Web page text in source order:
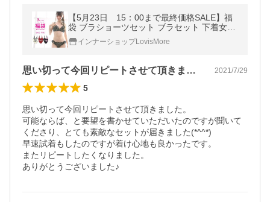
【5月23日 15：00まで最終価格SALE】福
袋 ブラショーツセット ブラセット 下着女性
レディース 上下セット ブラジャー ショーツ
総額8500〜13000円相当の福袋
インナーショップLovisMore
思い切って今回リピートさせて頂きました… 2021/7/29
5
思い切って今回リピートさせて頂きました。
可能ならば、と要望を書かせていただいたのですが聞いて
くださり、とても素敵なセットが届きました(*^^*)
早速試着もしたのですが着け心地も良かったです。
またリピートしたくなりました。
ありがとうございました♪